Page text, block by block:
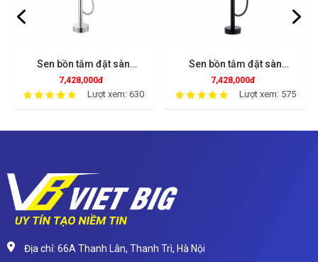
Sen bồn tắm đặt sàn
SDS7201
7,428,000đ
Lượt xem: 630
Sen bồn tắm đặt sàn
SDS7301
7,428,000đ
Lượt xem: 575
Địa chỉ: 66A Thanh Lân, Thanh Trì, Hà Nội